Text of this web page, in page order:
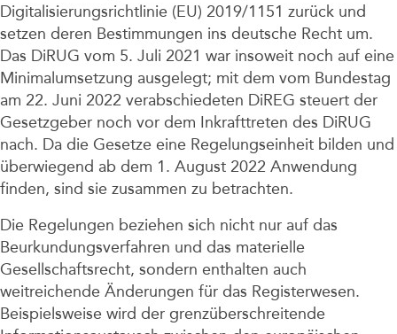
Digitalisierungsrichtlinie (EU) 2019/1151 zurück und
setzen deren Bestimmungen ins deutsche Recht um.
Das DiRUG vom 5. Juli 2021 war insoweit noch auf eine
Minimalumsetzung ausgelegt; mit dem vom Bundestag
am 22. Juni 2022 verabschiedeten DiREG steuert der
Gesetzgeber noch vor dem Inkrafttreten des DiRUG
nach. Da die Gesetze eine Regelungseinheit bilden und
überwiegend ab dem 1. August 2022 Anwendung
finden, sind sie zusammen zu betrachten.
Die Regelungen beziehen sich nicht nur auf das
Beurkundungsverfahren und das materielle
Gesellschaftsrecht, sondern enthalten auch
weitreichende Änderungen für das Registerwesen.
Beispielsweise wird der grenzüberschreitende